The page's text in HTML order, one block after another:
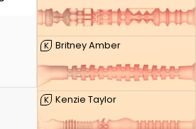
K Britney Amber
K Kenzie Taylor